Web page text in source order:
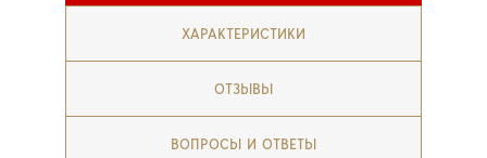
ХАРАКТЕРИСТИКИ
ОТЗЫВЫ
ВОПРОСЫ И ОТВЕТЫ